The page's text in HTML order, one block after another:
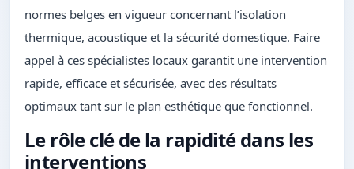
normes belges en vigueur concernant l’isolation
thermique, acoustique et la sécurité domestique. Faire
appel à ces spécialistes locaux garantit une intervention
rapide, efficace et sécurisée, avec des résultats
optimaux tant sur le plan esthétique que fonctionnel.
Le rôle clé de la rapidité dans les
interventions